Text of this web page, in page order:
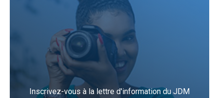
Inscrivez-vous à la lettre d'information du JDM